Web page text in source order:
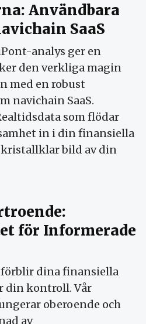
Användbara
SaaS
analys ger en
den verkliga magin
med en robust
navichain SaaS.
som flödar
in i din finansiella
kristallklar bild av din
för Informerade
förblir dina finansiella
din kontroll. Vår
oberoende och
av